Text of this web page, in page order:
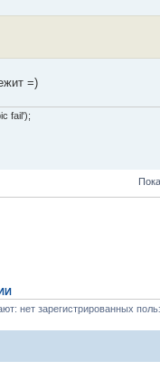
=)
fail');
нет зарегистрированных